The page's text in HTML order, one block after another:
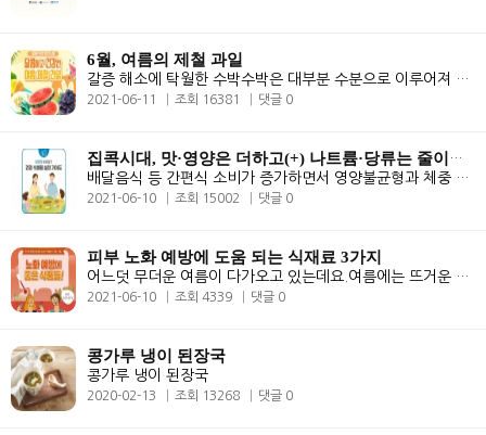
6월, 여름의 제철 과일
갈증 해소에 탁월한 수박수박은 대부분 수분으로 이루어져 있어 칼로리가 ..
2021-06-11 조회 16381 댓글 0
집콕시대, 맛·영양은 더하고(+) 나트륨·당류는 줄이고(-)!
배달음식 등 간편식 소비가 증가하면서 영양불균형과 체중 증가가 우려됨에..
2021-06-10 조회 15002 댓글 0
피부 노화 예방에 도움 되는 식재료 3가지
어느덧 무더운 여름이 다가오고 있는데요.여름에는 뜨거운 햇살에 노출되기..
2021-06-10 조회 4339 댓글 0
콩가루 냉이 된장국
콩가루 냉이 된장국
2020-02-13 조회 13268 댓글 0